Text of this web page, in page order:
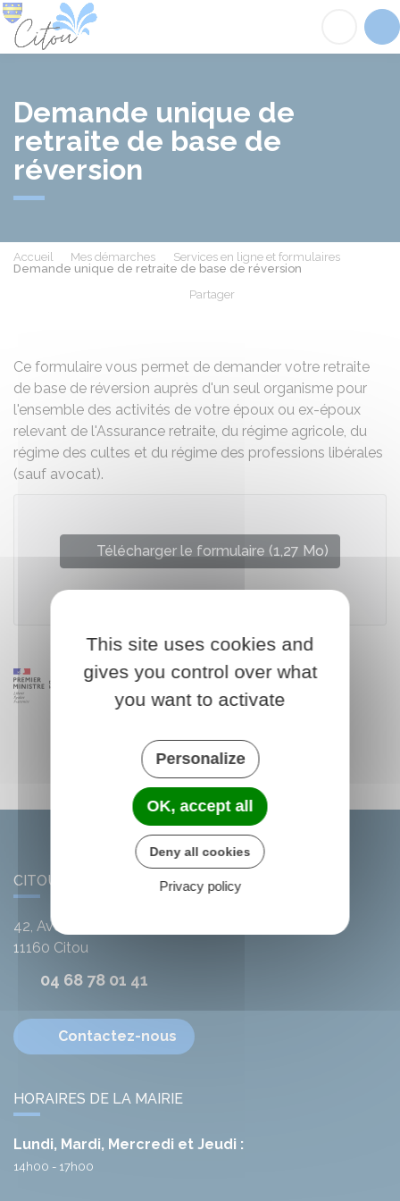
Demande unique de
retraite de base de
réversion
Accueil Mes démarches
Services en ligne et formulaires
Demande unique de retraite de base de réversion
Partager
Ce formulaire vous permet de demander votre retraite
de base de réversion auprès d'un seul organisme pour
l'ensemble des activités de votre époux ou ex-époux
relevant de l'Assurance retraite, du régime agricole, du
régime des cultes et du régime des professions libérales
(sauf avocat).
Télécharger le formulaire (1,27 Mo)
CITOU
42, Avenue de l'Argent-Double
11160 Citou
04 68 78 01 41
Contactez-nous
HORAIRES DE LA MAIRIE
Lundi, Mardi, Mercredi et Jeudi :
14h00 - 17h00
This site uses cookies and
gives you control over what
you want to activate
Personalize
OK, accept all
Deny all cookies
Privacy policy